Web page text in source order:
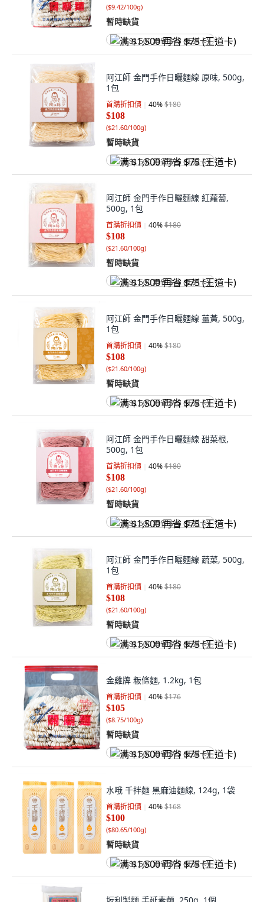
($9.42/100g)
暫時缺貨
满 $1,500 再省 $75 (王道卡)
阿江師 金門手作日曬麵線 原味, 500g,
1包
首購折扣價 40%$180
$108
($21.60/100g)
暫時缺貨
满 $1,500 再省 $75 (王道卡)
阿江師 金門手作日曬麵線 紅蘿蔔,
500g, 1包
首購折扣價 40%$180
$108
($21.60/100g)
暫時缺貨
满 $1,500 再省 $75 (王道卡)
阿江師 金門手作日曬麵線 薑黃, 500g,
1包
首購折扣價 40%$180
$108
($21.60/100g)
暫時缺貨
满 $1,500 再省 $75 (王道卡)
阿江師 金門手作日曬麵線 甜菜根,
500g, 1包
首購折扣價 40%$180
$108
($21.60/100g)
暫時缺貨
满 $1,500 再省 $75 (王道卡)
阿江師 金門手作日曬麵線 蔬菜, 500g,
1包
首購折扣價 40%$180
$108
($21.60/100g)
暫時缺貨
满 $1,500 再省 $75 (王道卡)
金雞牌 粄條麵, 1.2kg, 1包
首購折扣價 40%$176
$105
($8.75/100g)
暫時缺貨
满 $1,500 再省 $75 (王道卡)
水哦 千拌麵 黑麻油麵線, 124g, 1袋
首購折扣價 40%$168
$100
($80.65/100g)
暫時缺貨
满 $1,500 再省 $75 (王道卡)